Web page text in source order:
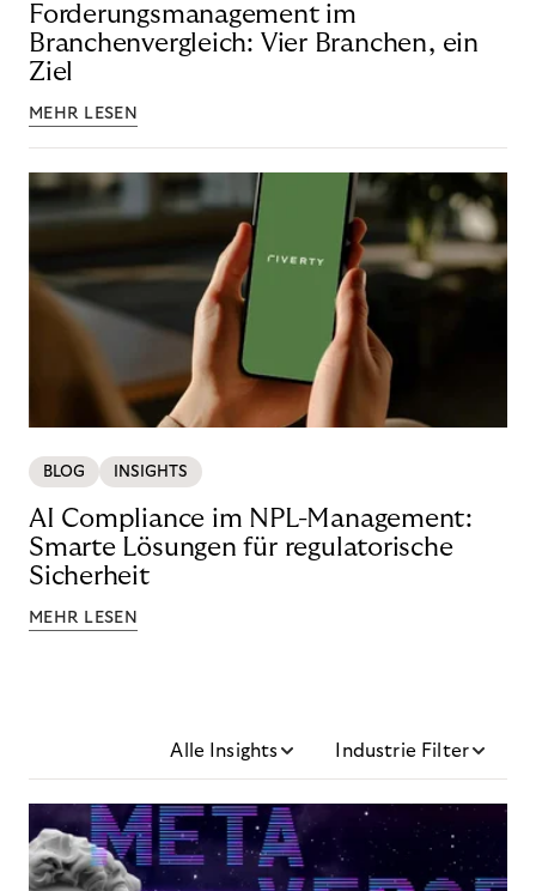
Forderungsmanagement im
Branchenvergleich: Vier Branchen, ein
Ziel
MEHR LESEN
BLOG INSIGHTS
AI Compliance im NPL-Management:
Smarte Lösungen für regulatorische
Sicherheit
MEHR LESEN
Alle Insights Industrie Filter